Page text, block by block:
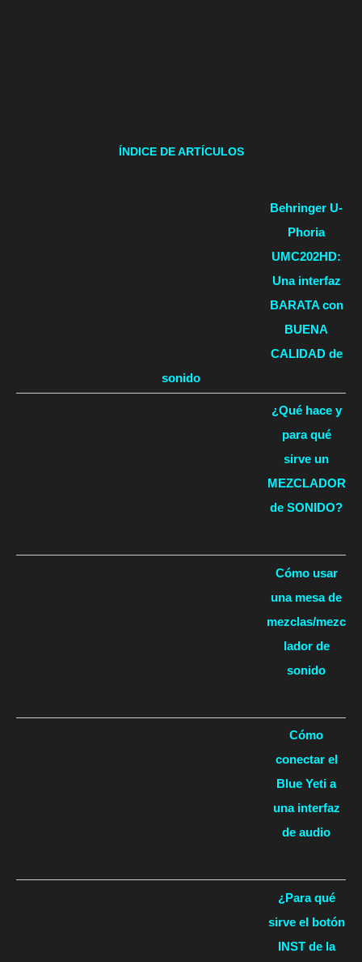
ÍNDICE DE ARTÍCULOS
Behringer U-
Phoria
UMC202HD:
Una interfaz
BARATA con
BUENA
CALIDAD de
sonido
¿Qué hace y
para qué
sirve un
MEZCLADOR
de SONIDO?
Cómo usar
una mesa de
mezclas/mezc
lador de
sonido
Cómo
conectar el
Blue Yeti a
una interfaz
de audio
¿Para qué
sirve el botón
INST de la